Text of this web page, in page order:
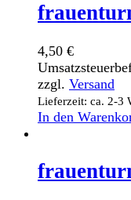
4,50 €
zzgl. Versand
Lieferzeit: ca. 2-3
In den